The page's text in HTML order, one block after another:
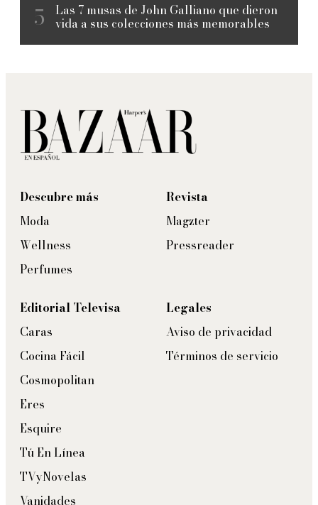
Las 7 musas de John Galliano que dieron
vida a sus colecciones más memorables
Descubre más
Moda
Wellness
Perfumes
Revista
Magzter
Pressreader
Editorial Televisa
Caras
Cocina Fácil
Cosmopolitan
Eres
Esquire
Tú En Línea
TVyNovelas
Vanidades
Legales
Aviso de privacidad
Términos de servicio